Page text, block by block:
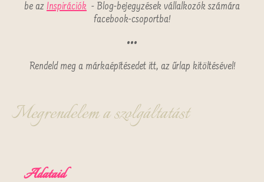
be az Inspirációk - Blog-bejegyzések vállalkozók számára
facebook-csoportba!
•••
Rendeld meg a márkaépítésedet itt, az űrlap kitöltésével!
Megrendelem a szolgáltatást
Adataid